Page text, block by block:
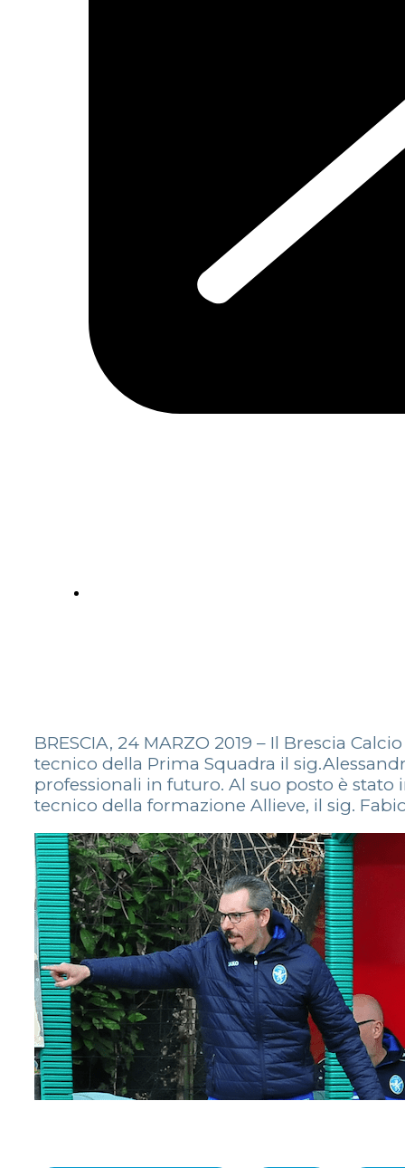
BRESCIA, 24 MARZO 2019 – Il Brescia
tecnico della Prima Squadra il
professionali in futuro. Al suo posto è
tecnico della formazione Allieve, il sig.